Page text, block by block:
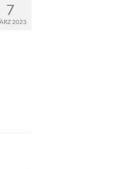
7
2023